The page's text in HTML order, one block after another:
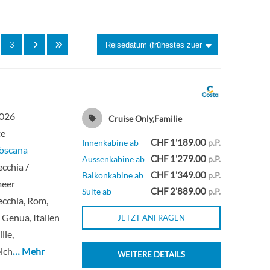
Suite
Innenkabine
Innenkabine
Innenkabine
3
/
Rom,
Italien
… Mehr
Cruise Only,Familie
Innenkabine ab CHF 1'189.00 p.P.
Aussenkabine ab CHF 1'279.00 p.P.
Balkonkabine ab
CHF 1'349.00 p.P.
Suite ab
CHF 2'889.00 p.P.
JETZT ANFRAGEN
WEITERE DETAILS